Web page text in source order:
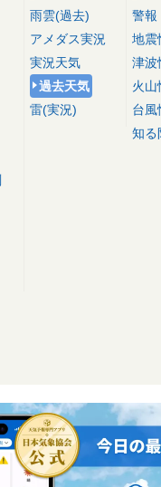
雨雲(過去)
アメダス実況
実況天気
過去天気
雷(実況)
警報
地震
津波
火山
台風
知る